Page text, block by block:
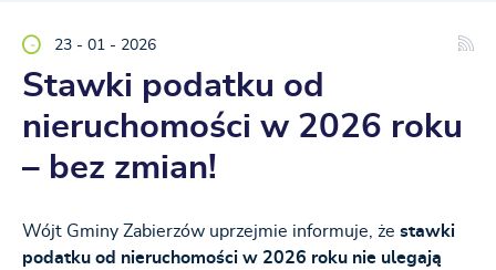
23 - 01 - 2026
Stawki podatku od
nieruchomości w 2026 roku
– bez zmian!
Wójt Gminy Zabierzów uprzejmie informuje, że stawki
podatku od nieruchomości w 2026 roku nie ulegają